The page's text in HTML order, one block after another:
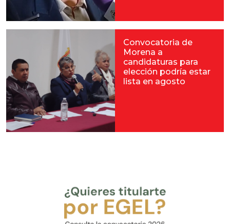
Convocatoria de
Morena a
candidaturas para
elección podría estar
lista en agosto